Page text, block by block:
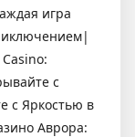
игра
с
с Яркостью в
Аврора: